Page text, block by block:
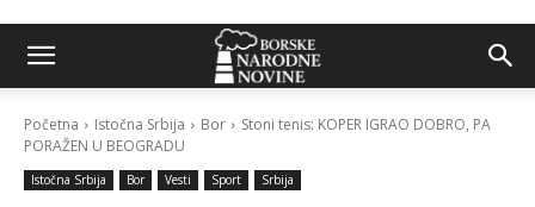
Početna Istočna Srbija Bor
Stoni tenis: KOPER IGRAO DOBRO, PA
PORAŽEN U BEOGRADU
Istočna Srbija Bor Vesti Sport Srbija